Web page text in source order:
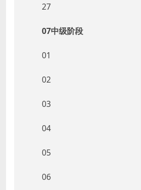
27
07中级阶段
01
02
03
04
05
06